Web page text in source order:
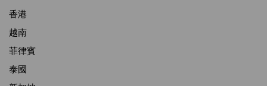
香港
越南
菲律賓
泰國